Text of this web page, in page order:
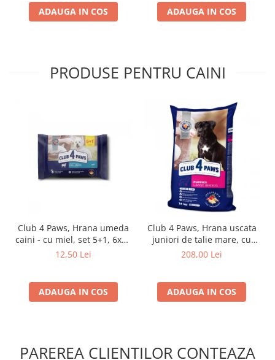
ADAUGA IN COS ADAUGA IN COS
PRODUSE PENTRU CAINI
Club 4 Paws, Hrana umeda
caini - cu miel, set 5+1, 6x80
g
12,50 Lei
ADAUGA IN COS
Club 4 Paws, Hrana uscata
juniori de talie mare, cu
pui, 14kg
208,00 Lei
ADAUGA IN COS
PAREREA CLIENTILOR CONTEAZA